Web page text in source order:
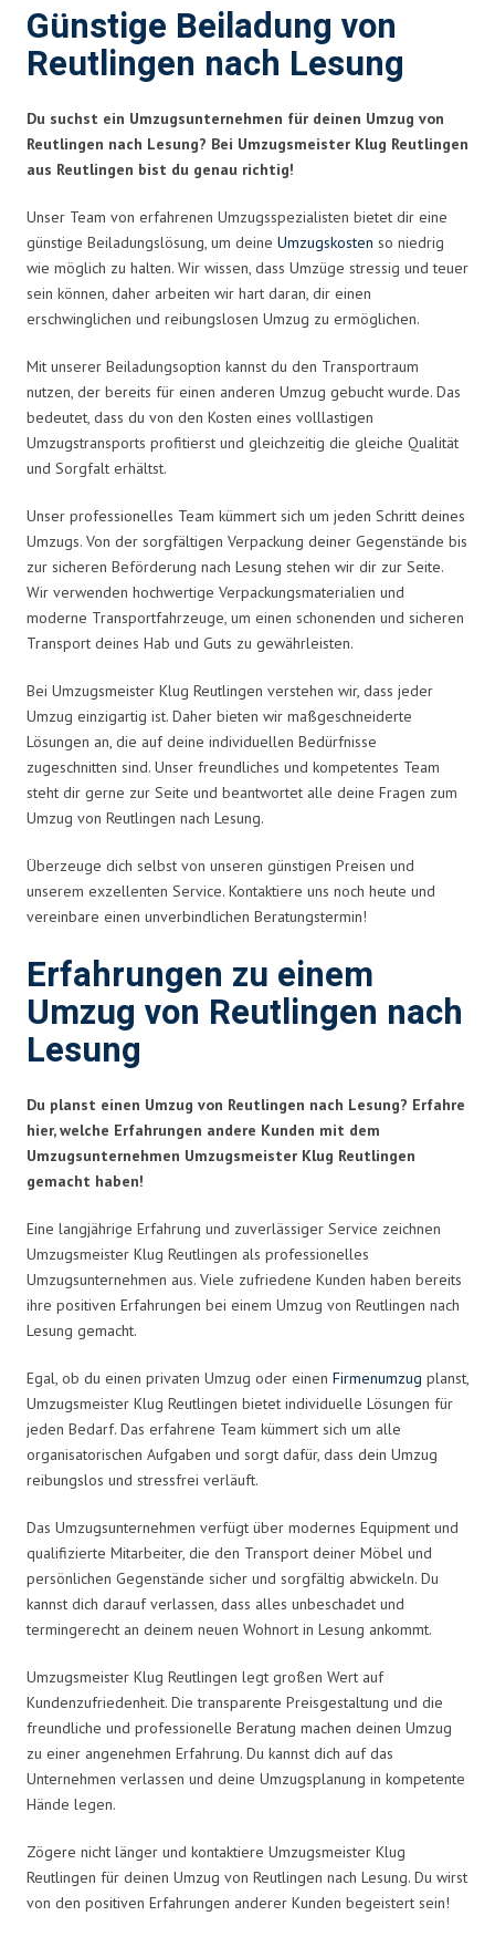
Günstige Beiladung von
Reutlingen nach Lesung
Du suchst ein Umzugsunternehmen für deinen Umzug von
Reutlingen nach Lesung? Bei Umzugsmeister Klug Reutlingen
aus Reutlingen bist du genau richtig!
Unser Team von erfahrenen Umzugsspezialisten bietet dir eine
günstige Beiladungslösung, um deine Umzugskosten so niedrig
wie möglich zu halten. Wir wissen, dass Umzüge stressig und teuer
sein können, daher arbeiten wir hart daran, dir einen
erschwinglichen und reibungslosen Umzug zu ermöglichen.
Mit unserer Beiladungsoption kannst du den Transportraum
nutzen, der bereits für einen anderen Umzug gebucht wurde. Das
bedeutet, dass du von den Kosten eines volllastigen
Umzugstransports profitierst und gleichzeitig die gleiche Qualität
und Sorgfalt erhältst.
Unser professionelles Team kümmert sich um jeden Schritt deines
Umzugs. Von der sorgfältigen Verpackung deiner Gegenstände bis
zur sicheren Beförderung nach Lesung stehen wir dir zur Seite.
Wir verwenden hochwertige Verpackungsmaterialien und
moderne Transportfahrzeuge, um einen schonenden und sicheren
Transport deines Hab und Guts zu gewährleisten.
Bei Umzugsmeister Klug Reutlingen verstehen wir, dass jeder
Umzug einzigartig ist. Daher bieten wir maßgeschneiderte
Lösungen an, die auf deine individuellen Bedürfnisse
zugeschnitten sind. Unser freundliches und kompetentes Team
steht dir gerne zur Seite und beantwortet alle deine Fragen zum
Umzug von Reutlingen nach Lesung.
Überzeuge dich selbst von unseren günstigen Preisen und
unserem exzellenten Service. Kontaktiere uns noch heute und
vereinbare einen unverbindlichen Beratungstermin!
Erfahrungen zu einem
Umzug von Reutlingen nach
Lesung
Du planst einen Umzug von Reutlingen nach Lesung? Erfahre
hier, welche Erfahrungen andere Kunden mit dem
Umzugsunternehmen Umzugsmeister Klug Reutlingen
gemacht haben!
Eine langjährige Erfahrung und zuverlässiger Service zeichnen
Umzugsmeister Klug Reutlingen als professionelles
Umzugsunternehmen aus. Viele zufriedene Kunden haben bereits
ihre positiven Erfahrungen bei einem Umzug von Reutlingen nach
Lesung gemacht.
Egal, ob du einen privaten Umzug oder einen Firmenumzug planst,
Umzugsmeister Klug Reutlingen bietet individuelle Lösungen für
jeden Bedarf. Das erfahrene Team kümmert sich um alle
organisatorischen Aufgaben und sorgt dafür, dass dein Umzug
reibungslos und stressfrei verläuft.
Das Umzugsunternehmen verfügt über modernes Equipment und
qualifizierte Mitarbeiter, die den Transport deiner Möbel und
persönlichen Gegenstände sicher und sorgfältig abwickeln. Du
kannst dich darauf verlassen, dass alles unbeschadet und
termingerecht an deinem neuen Wohnort in Lesung ankommt.
Umzugsmeister Klug Reutlingen legt großen Wert auf
Kundenzufriedenheit. Die transparente Preisgestaltung und die
freundliche und professionelle Beratung machen deinen Umzug
zu einer angenehmen Erfahrung. Du kannst dich auf das
Unternehmen verlassen und deine Umzugsplanung in kompetente
Hände legen.
Zögere nicht länger und kontaktiere Umzugsmeister Klug
Reutlingen für deinen Umzug von Reutlingen nach Lesung. Du wirst
von den positiven Erfahrungen anderer Kunden begeistert sein!